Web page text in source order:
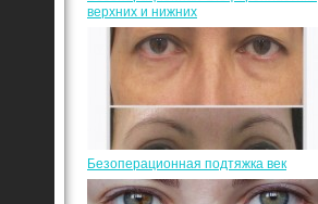
верхних и нижних
Безоперационная подтяжка век